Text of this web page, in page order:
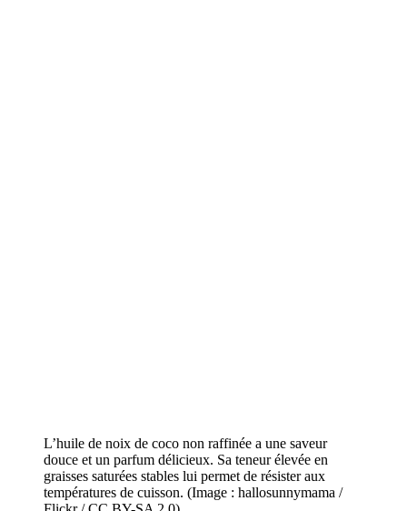
L’huile de noix de coco non raffinée a une saveur
douce et un parfum délicieux. Sa teneur élevée en
graisses saturées stables lui permet de résister aux
températures de cuisson. (Image : hallosunnymama /